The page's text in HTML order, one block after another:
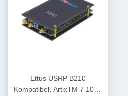
Ettus USRP B210
Kompatibel, ArtixTM 7 100T